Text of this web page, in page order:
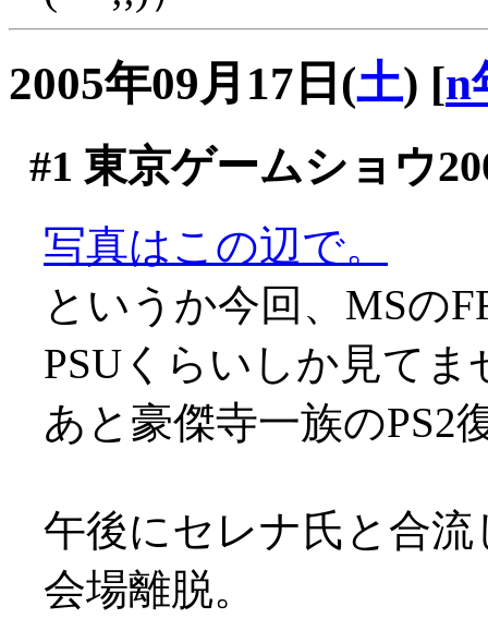
2005年09月17日(土) [n
#1 東京ゲームショウ
写真はこの辺で。
というか今回、MSの
PSUくらいしか見て
あと豪傑寺一族のPS2
午後にセレナ氏と合
会場離脱。